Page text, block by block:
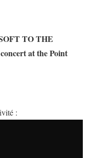
TO THE
at the Point
: